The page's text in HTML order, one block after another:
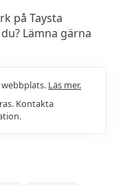
på Taysta
Lämna gärna
Läs mer.
Kontakta